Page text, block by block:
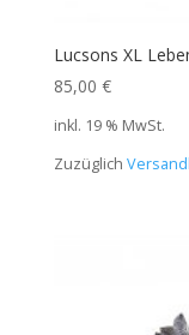
Lucsons XL
85,00 €
inkl. 19 % MwSt.
Zuzüglich